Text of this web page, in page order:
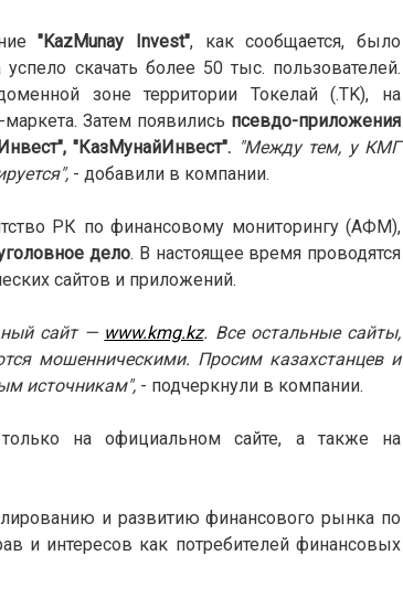
"KazMunay Invest", как сообщается, было
скачать более 50 тыс. пользователей.
зоне территории Токелай (.TK), на
Затем появились псевдо-приложения
"КазМунайИнвест". "Между тем, у КМГ
- добавили в компании.
РК по финансовому мониторингу (АФМ),
дело. В настоящее время проводятся
сайтов и приложений.
сайт — www.kmg.kz. Все остальные сайты,
мошенническими. Просим казахстанцев и
источникам", - подчеркнули в компании.
на официальном сайте, а также на
и развитию финансового рынка по
и интересов как потребителей финансовых